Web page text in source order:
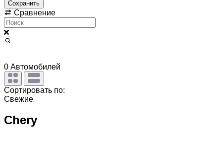
Сохранить
Сравнение
0 Автомобилей
Сортировать по:
Свежие
Chery